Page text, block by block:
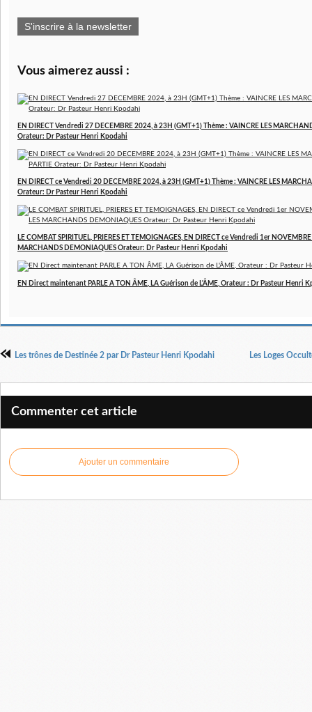
S'inscrire à la newsletter
Vous aimerez aussi :
EN DIRECT Vendredi 27 DECEMBRE 2024, à 23H (GMT+1) Thème : VAINCRE LES
Orateur: Dr Pasteur Henri Kpodahi
EN DIRECT ce Vendredi 20 DECEMBRE 2024, à 23H (GMT+1) Thème : VAINCRE LES
Orateur: Dr Pasteur Henri Kpodahi
LE COMBAT SPIRITUEL, PRIERES ET TEMOIGNAGES, EN DIRECT ce Vendredi 1er
MARCHANDS DEMONIAQUES Orateur: Dr Pasteur Henri Kpodahi
EN Direct maintenant PARLE A TON ÂME, LA Guérison de L'ÂME, Orateur : Dr Pasteur Henri
Les trônes de Destinée 2 par Dr Pasteur Henri Kpodahi Les Loges
Commenter cet article
Ajouter un commentaire